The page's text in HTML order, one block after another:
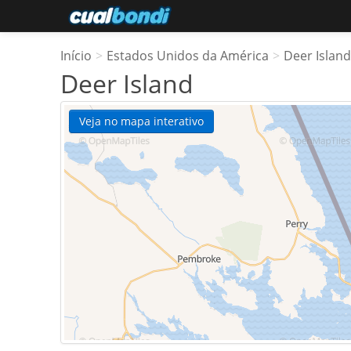
Início > Estados Unidos da América > Deer Island
Deer Island
Veja no mapa interativo